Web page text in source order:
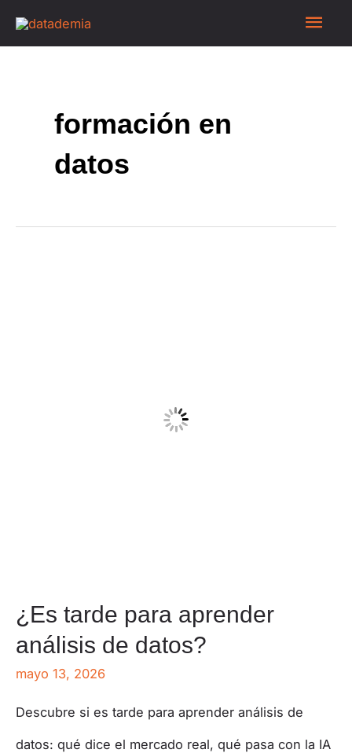
formación en
datos
¿Es tarde para aprender
análisis de datos?
mayo 13, 2026
Descubre si es tarde para aprender análisis de
datos: qué dice el mercado real, qué pasa con la IA